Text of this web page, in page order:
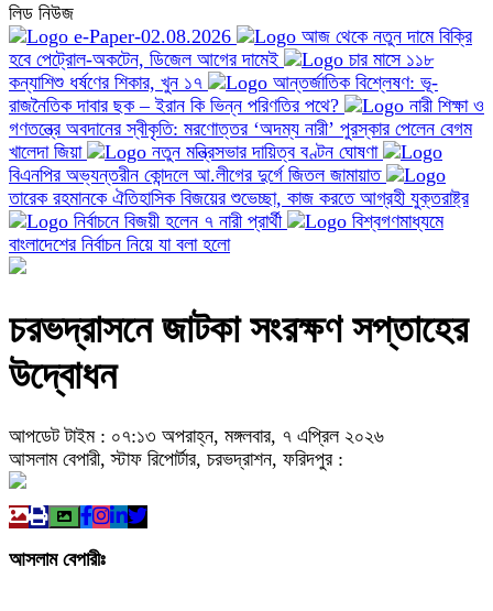
লিড নিউজ
e-Paper-02.08.2026
আজ থেকে নতুন দামে বিক্রি
হবে পেট্রোল-অকটেন, ডিজেল আগের দামেই
চার মাসে ১১৮
কন্যাশিশু ধর্ষণের শিকার, খুন ১৭
আন্তর্জাতিক বিশ্লেষণ: ভূ-
রাজনৈতিক দাবার ছক – ইরান কি ভিন্ন পরিণতির পথে?
নারী শিক্ষা ও
গণতন্ত্রে অবদানের স্বীকৃতি: মরণোত্তর ‘অদম্য নারী’ পুরস্কার পেলেন বেগম
খালেদা জিয়া
নতুন মন্ত্রিসভার দায়িত্ব বণ্টন ঘোষণা
বিএনপির অভ্যন্তরীন কোন্দলে আ.লীগের দুর্গে জিতল জামায়াত
তারেক রহমানকে ঐতিহাসিক বিজয়ের শুভেচ্ছা, কাজ করতে আগ্রহী যুক্তরাষ্ট্র
নির্বাচনে বিজয়ী হলেন ৭ নারী প্রার্থী
বিশ্বগণমাধ্যমে
বাংলাদেশের নির্বাচন নিয়ে যা বলা হলো
চরভদ্রাসনে জাটকা সংরক্ষণ সপ্তাহের
উদ্বোধন
আপডেট টাইম : ০৭:১৩ অপরাহ্ন, মঙ্গলবার, ৭ এপ্রিল ২০২৬
আসলাম বেপারী, স্টাফ রিপোর্টার, চরভদ্রাশন, ফরিদপুর :
আসলাম বেপারীঃ